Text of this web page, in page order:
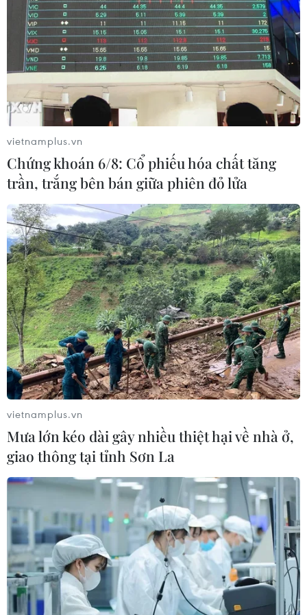
#Phòng Giáo dục và Đào tạo
#Trường mầm non
#Tuyển sinh trực tuyến
#Tuyển sinh lớp 6
#tin tức
#tin tức mới nhất
#tin tức 24h
#tin tức mới nhất trong ngày
#tin tức thời sự
#tin tức hot
#tin tức an ninh
#thời sự
#thời sự hôm nay
#bản tin thời sự
#tội phạm
#truy nã
#tội phạm hình sự
#an ninh xã hội
#VietnamPlus TP. Hà Nội
Theo dõi VietnamPlus
TIN LIÊN QUAN
Cuộc "chạy đua" vào các lớp đầu cấp tại Hà
Nội đang nóng dần
vietnamplus.vn
Chứng khoán 6/8: Cổ phiếu hóa chất tăng
trần, trắng bên bán giữa phiên đỏ lửa
vietnamplus.vn
Mưa lớn kéo dài gây nhiều thiệt hại về nhà ở,
giao thông tại tỉnh Sơn La